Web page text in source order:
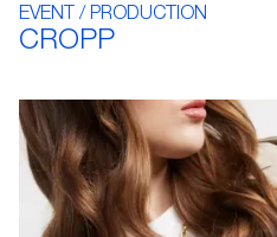
EVENT / PRODUCTION
CROPP